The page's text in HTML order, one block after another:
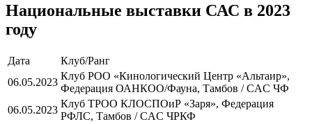
Национальные выставки САС в 2023
году
Дата
Клуб/Ранг
06.05.2023
Клуб РОО «Кинологический Центр «Альтаир»,
Федерация ОАНКОО/Фауна, Тамбов / CAC ЧФ
06.05.2023
Клуб ТРОО КЛОСПОиР «Заря», Федерация
РФЛС, Тамбов / CAC ЧРКФ